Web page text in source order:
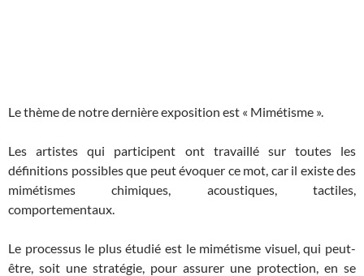
Le thème de notre dernière exposition est « Mimétisme ».
Les artistes qui participent ont travaillé sur toutes les
définitions possibles que peut évoquer ce mot, car il existe des
mimétismes chimiques, acoustiques, tactiles,
comportementaux.
Le processus le plus étudié est le mimétisme visuel, qui peut-
être, soit une stratégie, pour assurer une protection, en se